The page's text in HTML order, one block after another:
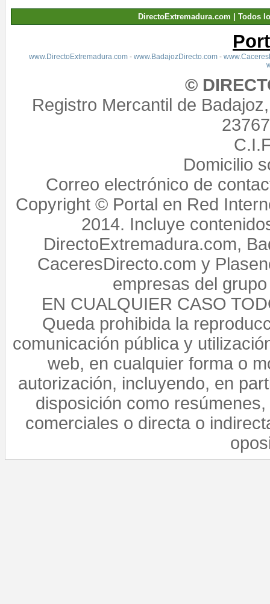
DirectoExtremadura.com | Todos
www.DirectoExtremadura.com- www.BadajozDirecto.com-
©
Registro Mercantil de
Domicilio
Correo electrónico de
Copyright © Portal en Red
2014. Incluye
DirectoExtremadura.com,
CaceresDirecto.com y
empresas del
EN CUALQUIER CASO
Queda prohibida la
comunicación pública y
web, en cualquier forma o
autorización, incluyendo, en
disposición como
comerciales o directa o